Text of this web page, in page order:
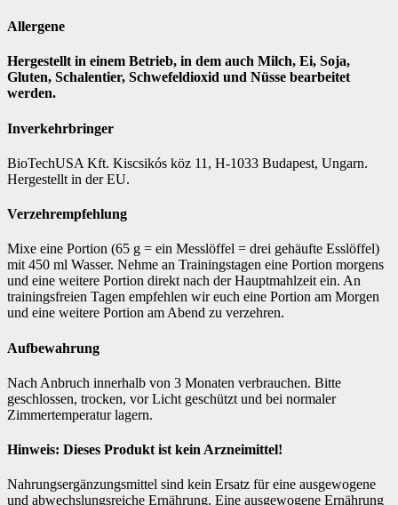
Allergene
Hergestellt in einem Betrieb, in dem auch Milch, Ei, Soja,
Gluten, Schalentier, Schwefeldioxid und Nüsse bearbeitet
werden.
Inverkehrbringer
BioTechUSA Kft. Kiscsikós köz 11, H-1033 Budapest, Ungarn.
Hergestellt in der EU.
Verzehrempfehlung
Mixe eine Portion (65 g = ein Messlöffel = drei gehäufte Esslöffel)
mit 450 ml Wasser. Nehme an Trainingstagen eine Portion morgens
und eine weitere Portion direkt nach der Hauptmahlzeit ein. An
trainingsfreien Tagen empfehlen wir euch eine Portion am Morgen
und eine weitere Portion am Abend zu verzehren.
Aufbewahrung
Nach Anbruch innerhalb von 3 Monaten verbrauchen. Bitte
geschlossen, trocken, vor Licht geschützt und bei normaler
Zimmertemperatur lagern.
Hinweis: Dieses Produkt ist kein Arzneimittel!
Nahrungsergänzungsmittel sind kein Ersatz für eine ausgewogene
und abwechslungsreiche Ernährung. Eine ausgewogene Ernährung